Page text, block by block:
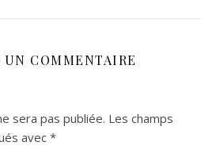
UN COMMENTAIRE
sera pas publiée. Les champs
avec *